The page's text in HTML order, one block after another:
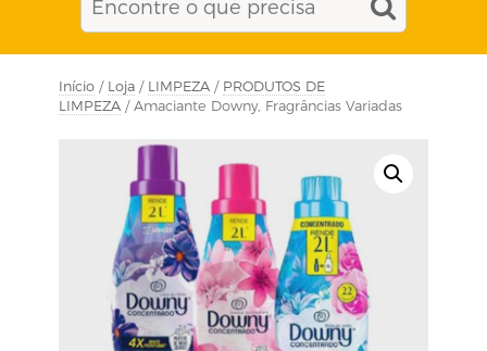
Início / Loja / LIMPEZA / PRODUTOS DE
LIMPEZA / Amaciante Downy, Fragrâncias Variadas